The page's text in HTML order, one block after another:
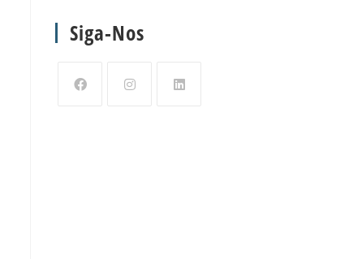
Siga-Nos